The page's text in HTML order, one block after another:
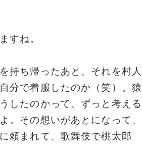
すね。
持ち帰ったあと、それを村人
分で着服したのか（笑）。猿
したのかって、ずっと考える
。その想いがあとになって、
頼まれて、歌舞伎で桃太郎